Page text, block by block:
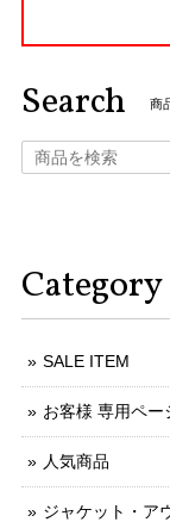
Search 商
Category
SALE ITEM
お客様 専用ペー
人気商品
ジャケット・ア